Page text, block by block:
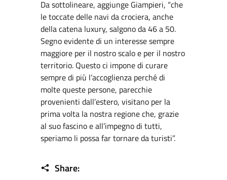
Da sottolineare, aggiunge Giampieri, “che
le toccate delle navi da crociera, anche
della catena luxury, salgono da 46 a 50.
Segno evidente di un interesse sempre
maggiore per il nostro scalo e per il nostro
territorio. Questo ci impone di curare
sempre di più l’accoglienza perché di
molte queste persone, parecchie
provenienti dall’estero, visitano per la
prima volta la nostra regione che, grazie
al suo fascino e all’impegno di tutti,
speriamo li possa far tornare da turisti”.
Share: